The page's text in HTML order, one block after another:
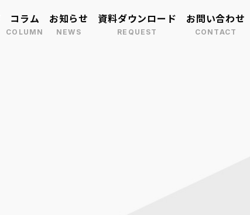
コラム お知らせ 資料ダウンロード お問い合わせ